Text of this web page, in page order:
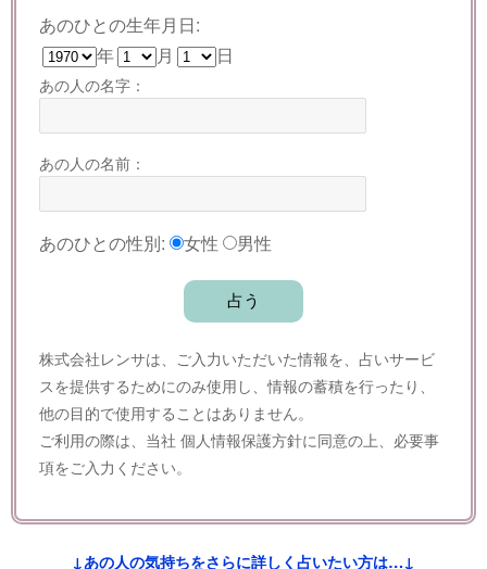
あのひとの生年月日:
年
月 日
あの人の名字：
あの人の名前：
あのひとの性別: 女性 男性
株式会社レンサは、ご入力いただいた情報を、占いサービ
スを提供するためにのみ使用し、情報の蓄積を行ったり、
他の目的で使用することはありません。
ご利用の際は、当社個人情報保護方針に同意の上、必要事
項をご入力ください。
↓あの人の気持ちをさらに詳しく占いたい方は…↓